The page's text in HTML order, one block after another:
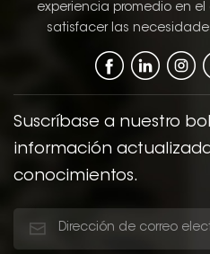
experiencia promedio en
satisfacer las
Suscríbase a nuestro
información
conocimientos.